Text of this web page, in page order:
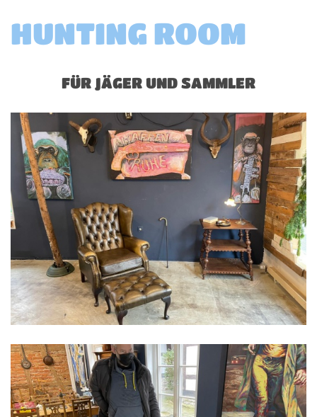
HUNTING ROOM
FÜR JÄGER UND SAMMLER